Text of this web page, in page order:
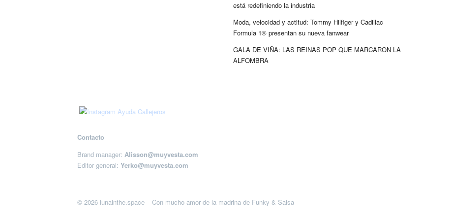
está redefiniendo la industria
Moda, velocidad y actitud: Tommy Hilfiger y Cadillac
Formula 1® presentan su nueva fanwear
GALA DE VIÑA: LAS REINAS POP QUE MARCARON LA
ALFOMBRA
Contacto
Brand manager: Alisson@muyvesta.com
Editor general: Yerko@muyvesta.com
© 2026 lunainthe.space – Con mucho amor de la madrina de Funky & Salsa